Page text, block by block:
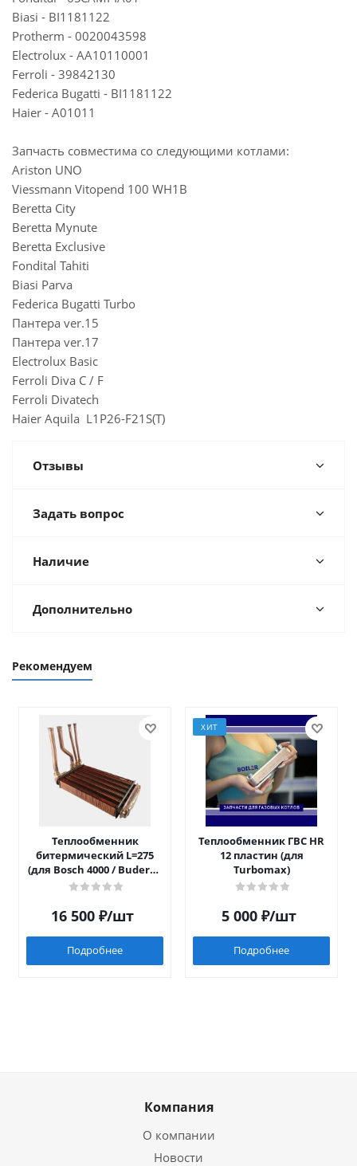
Biasi - BI1181122
Protherm - 0020043598
Electrolux - AA10110001
Ferroli - 39842130
Federica Bugatti - BI1181122
Haier - A01011
Запчасть совместима со следующими котлами:
Ariston UNO
Viessmann Vitopend 100 WH1B
Beretta City
Beretta Mynute
Beretta Exclusive
Fondital Tahiti
Biasi Parva
Federica Bugatti Turbo
Пантера ver.15
Пантера ver.17
Electrolux Basic
Ferroli Diva C / F
Ferroli Divatech
Haier Aquila L1P26-F21S(Т)
Отзывы
Задать вопрос
Наличие
Дополнительно
Рекомендуем
Теплообменник
битермический L=275
(для Bosch 4000 / Buderus
042)
16 500₽/шт
Подробнее
ХИТ
Теплообменник ГВС HR
12 пластин (для
Turbomax)
5 000₽/шт
Подробнее
Компания
О компании
Новости